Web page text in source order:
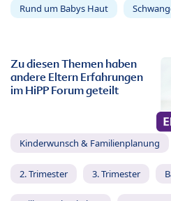
Rund um Babys Haut
Zu diesen Themen haben
andere Eltern Erfahrungen
im HiPP Forum geteilt
Kinderwunsch & Familienplanung
2. Trimester 3. Trimester